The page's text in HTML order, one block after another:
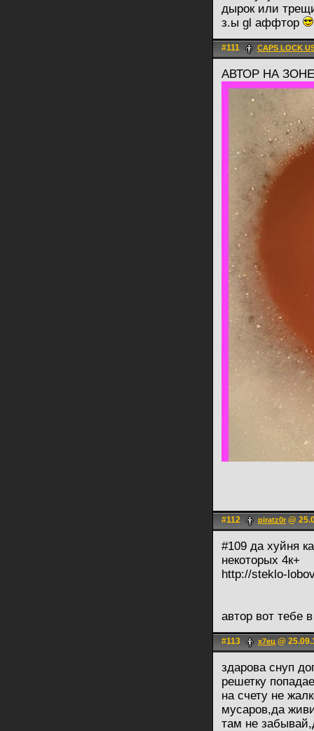
дырок или
з.ы gl аффтор
#111 CAPS LOCK
АВТОР НА ЗОНЕ
#112 piratz0r @
#109 да хуйня
некоторых 4к+
http://steklo-
автор вот тебе
#113 х7ец @
здарова снуп
решетку
на счету не
мусаров,да
там не